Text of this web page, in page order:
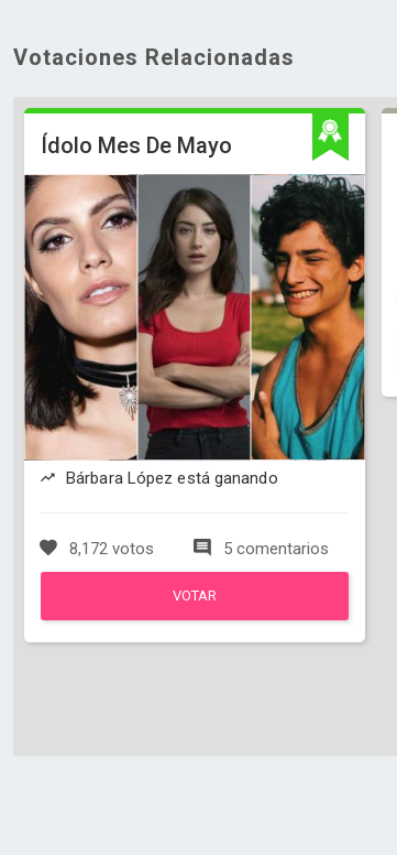
Votaciones Relacionadas
Ídolo Mes De Mayo
Bárbara López está ganando
8,172 votos 5 comentarios
VOTAR